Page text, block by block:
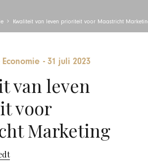
Kwaliteit van leven prioriteit voor Maastricht
-31 juli 2023
van leven
voor
Marketing